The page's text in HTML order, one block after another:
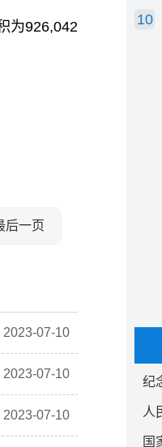
为926,042
后一页
2023-07-10
2023-07-10
2023-07-10